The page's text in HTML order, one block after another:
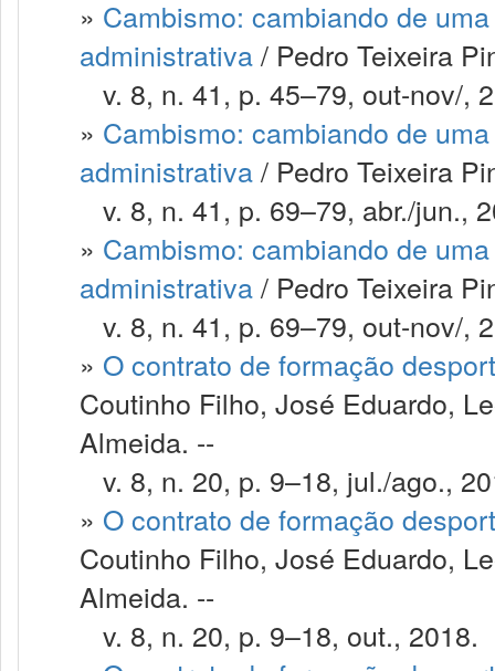
» Cambismo: cambiando de
administrativa/ Pedro Teixeira
v. 8, n. 41, p. 45–79, out-nov/,
» Cambismo: cambiando de
administrativa/ Pedro Teixeira
v. 8, n. 41, p. 69–79, abr./jun.,
» Cambismo: cambiando de
administrativa/ Pedro Teixeira
v. 8, n. 41, p. 69–79, out-nov/,
» O contrato de formação
Coutinho Filho, José Eduardo,
Almeida. --
v. 8, n. 20, p. 9–18, jul./ago.,
» O contrato de formação
Coutinho Filho, José Eduardo,
Almeida. --
v. 8, n. 20, p. 9–18, out., 2018.